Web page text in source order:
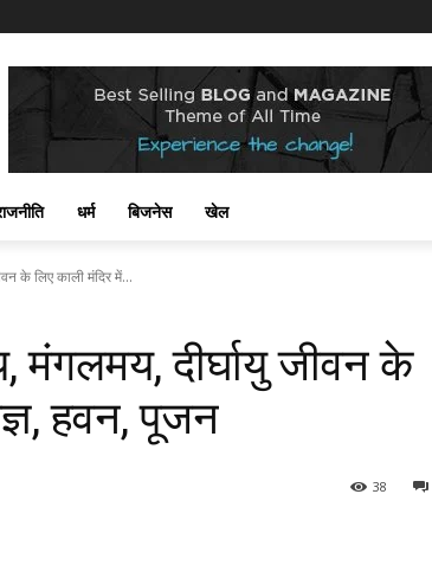
धर्म बिजनेस खेल
के लिए काली मंदिर में...
मंगलमय, दीर्घायु जीवन के
हवन, पूजन
38